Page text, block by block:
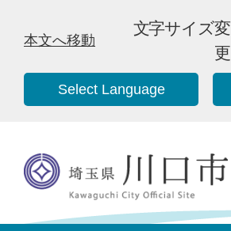
本文へ移動
文字サイズ変
更
Select Language